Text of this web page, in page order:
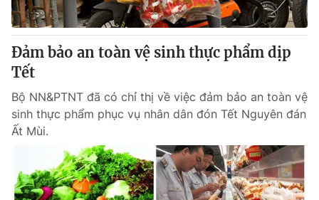
Đảm bảo an toàn vệ sinh thực phẩm dịp
Tết
Bộ NN&PTNT đã có chỉ thị về việc đảm bảo an toàn vệ
sinh thực phẩm phục vụ nhân dân đón Tết Nguyên đán
Ất Mùi.